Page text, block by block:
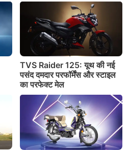
TVS Raider 125: यूथ की नई
पसंद दमदार परफॉर्मेंस और स्टाइल
का परफेक्ट मेल